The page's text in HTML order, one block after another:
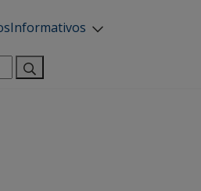
Informativos